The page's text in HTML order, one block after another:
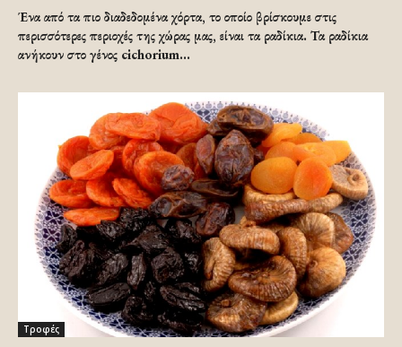
Ένα από τα πιο διαδεδομένα χόρτα, το οποίο βρίσκουμε στις
περισσότερες περιοχές της χώρας μας, είναι τα ραδίκια. Τα ραδίκια
ανήκουν στο γένος cichorium...
Τροφές